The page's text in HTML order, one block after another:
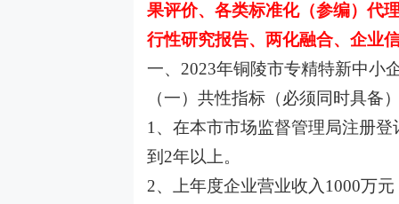
果评价、各类标准化（参编）代
行性研究报告、两化融合、企业
一、2023年铜陵市专精特新中小
（一）共性指标（必须同时具备
1、在本市市场监督管理局注册
到2年以上。
2、上年度企业营业收入1000万